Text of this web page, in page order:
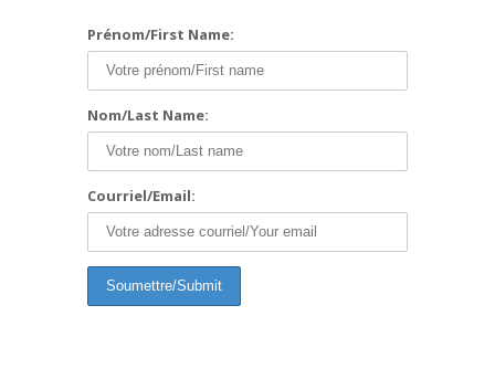
Prénom/First Name:
Nom/Last Name:
Courriel/Email: